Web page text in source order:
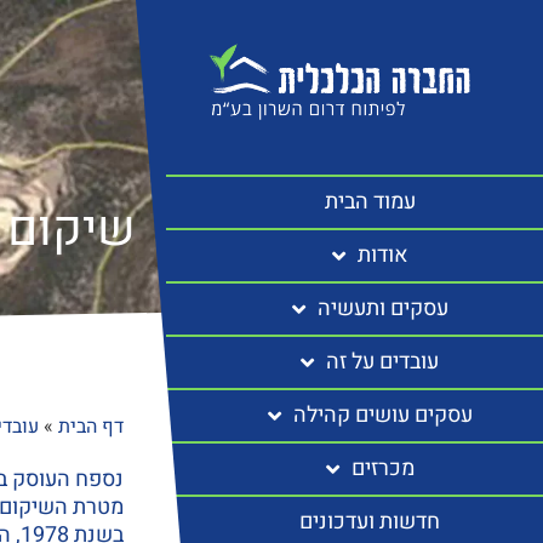
עמוד הבית
אודות
עסקים ותעשיה
עובדים על זה
עסקים עושים קהילה
מכרזים
חדשות ועדכונים
דף הבית »
נספח העוסק בשיקום
מטרת